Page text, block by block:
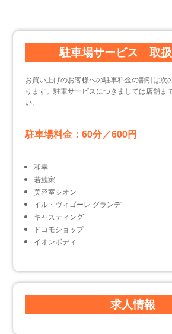
駐車場サービス 取
お買い上げのお客様への駐車料金の割引は次
ります。駐車サービスにつきましては店舗ま
い。
駐車場料金：60分／600円
和幸
若鯱家
美容室シオン
イル・ヴィゴーレ グランデ
キャスティング
ドコモショップ
イオンボディ
求人情報